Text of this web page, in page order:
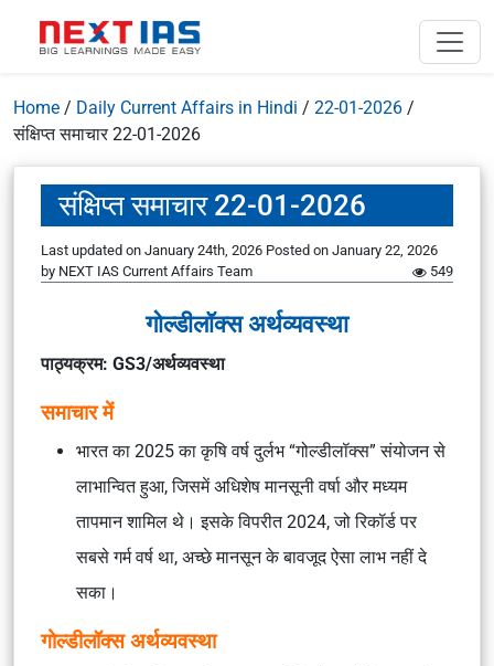
Home / Daily Current Affairs in Hindi / 22-01-2026 /
संक्षिप्त समाचार 22-01-2026
संक्षिप्त समाचार 22-01-2026
Last updated on January 24th, 2026 Posted on January 22, 2026
by NEXT IAS Current Affairs Team 549
गोल्डीलॉक्स अर्थव्यवस्था
पाठ्यक्रम: GS3/अर्थव्यवस्था
समाचार में
भारत का 2025 का कृषि वर्ष दुर्लभ “गोल्डीलॉक्स” संयोजन से
लाभान्वित हुआ, जिसमें अधिशेष मानसूनी वर्षा और मध्यम
तापमान शामिल थे। इसके विपरीत 2024, जो रिकॉर्ड पर
सबसे गर्म वर्ष था, अच्छे मानसून के बावजूद ऐसा लाभ नहीं दे
सका।
गोल्डीलॉक्स अर्थव्यवस्था